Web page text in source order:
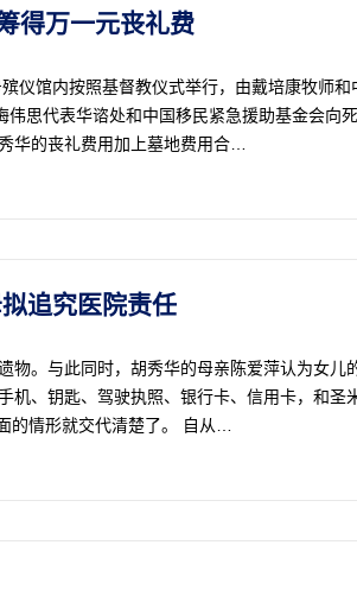
得万一元丧礼费
仪馆内按照基督教仪式举行，由戴培康牧师和
思代表华谘处和中国移民紧急援助基金会向
华的丧礼费用加上墓地费用合…
追究医院责任
物。与此同时，胡秀华的母亲陈爱萍认为女儿
机、钥匙、驾驶执照、银行卡、信用卡，和圣
的情形就交代清楚了。 自从…